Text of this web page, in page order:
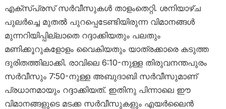
എക്സ്പ്രസ് സർവീസുകൾ താളംതെറ്റി. ശനിയാഴ്ച
പുലർച്ചെ മുതൽ പുറപ്പെടേണ്ടിയിരുന്ന വിമാനങ്ങൾ
മുന്നറിയിപ്പില്ലാതെ റദ്ദാക്കിയതും പലതും
മണിക്കൂറുകളോളം വൈകിയതും യാത്രക്കാരെ കടുത്ത
ദുരിതത്തിലാക്കി. രാവിലെ 6:10-നുള്ള തിരുവനന്തപുരം
സർവീസും 7:50-നുള്ള അബുദാബി സർവീസുമാണ്
പ്രധാനമായും റദ്ദാക്കിയത്. ഇതിനു പിന്നാലെ ഈ
വിമാനങ്ങളുടെ മടക്ക സർവീസുകളും എയർലൈൻ